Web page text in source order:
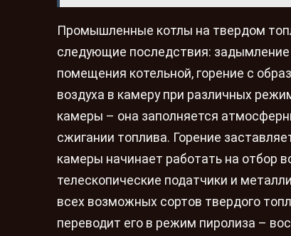
Промышленные котлы на твердом
следующие последствия: задымление
помещения котельной, горение с
воздуха в камеру при различных
камеры – она заполняется
сжигании топлива. Горение
камеры начинает работать на отбор
телескопические податчики и
всех возможных сортов твердого
переводит его в режим пиролиза –